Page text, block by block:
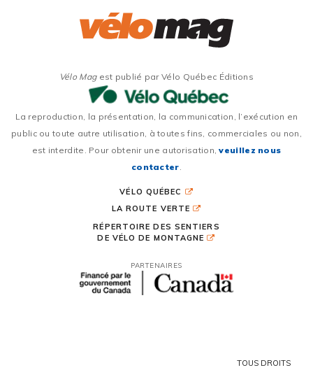
Vélo Magest publié par Vélo Québec Éditions
La reproduction, la présentation, la communication, l’exécution en
public ou toute autre utilisation, à toutes fins, commerciales ou non,
est interdite. Pour obtenir une autorisation,veuillez nous
contacter
VÉLO QUÉBEC
LA ROUTE VERTE
RÉPERTOIRE DES SENTIERS
DE VÉLO DE MONTAGNE
PARTENAIRES
TOUS DROITS